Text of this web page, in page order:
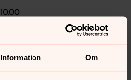
Information Om
mat vid detta tillfälle)
på sidans